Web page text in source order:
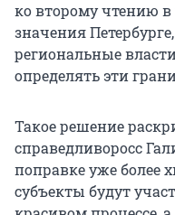
ко второму чтению в
значения
региональные
определять эти
Такое решение
справедливоросс
поправке уже более
субъекты будут